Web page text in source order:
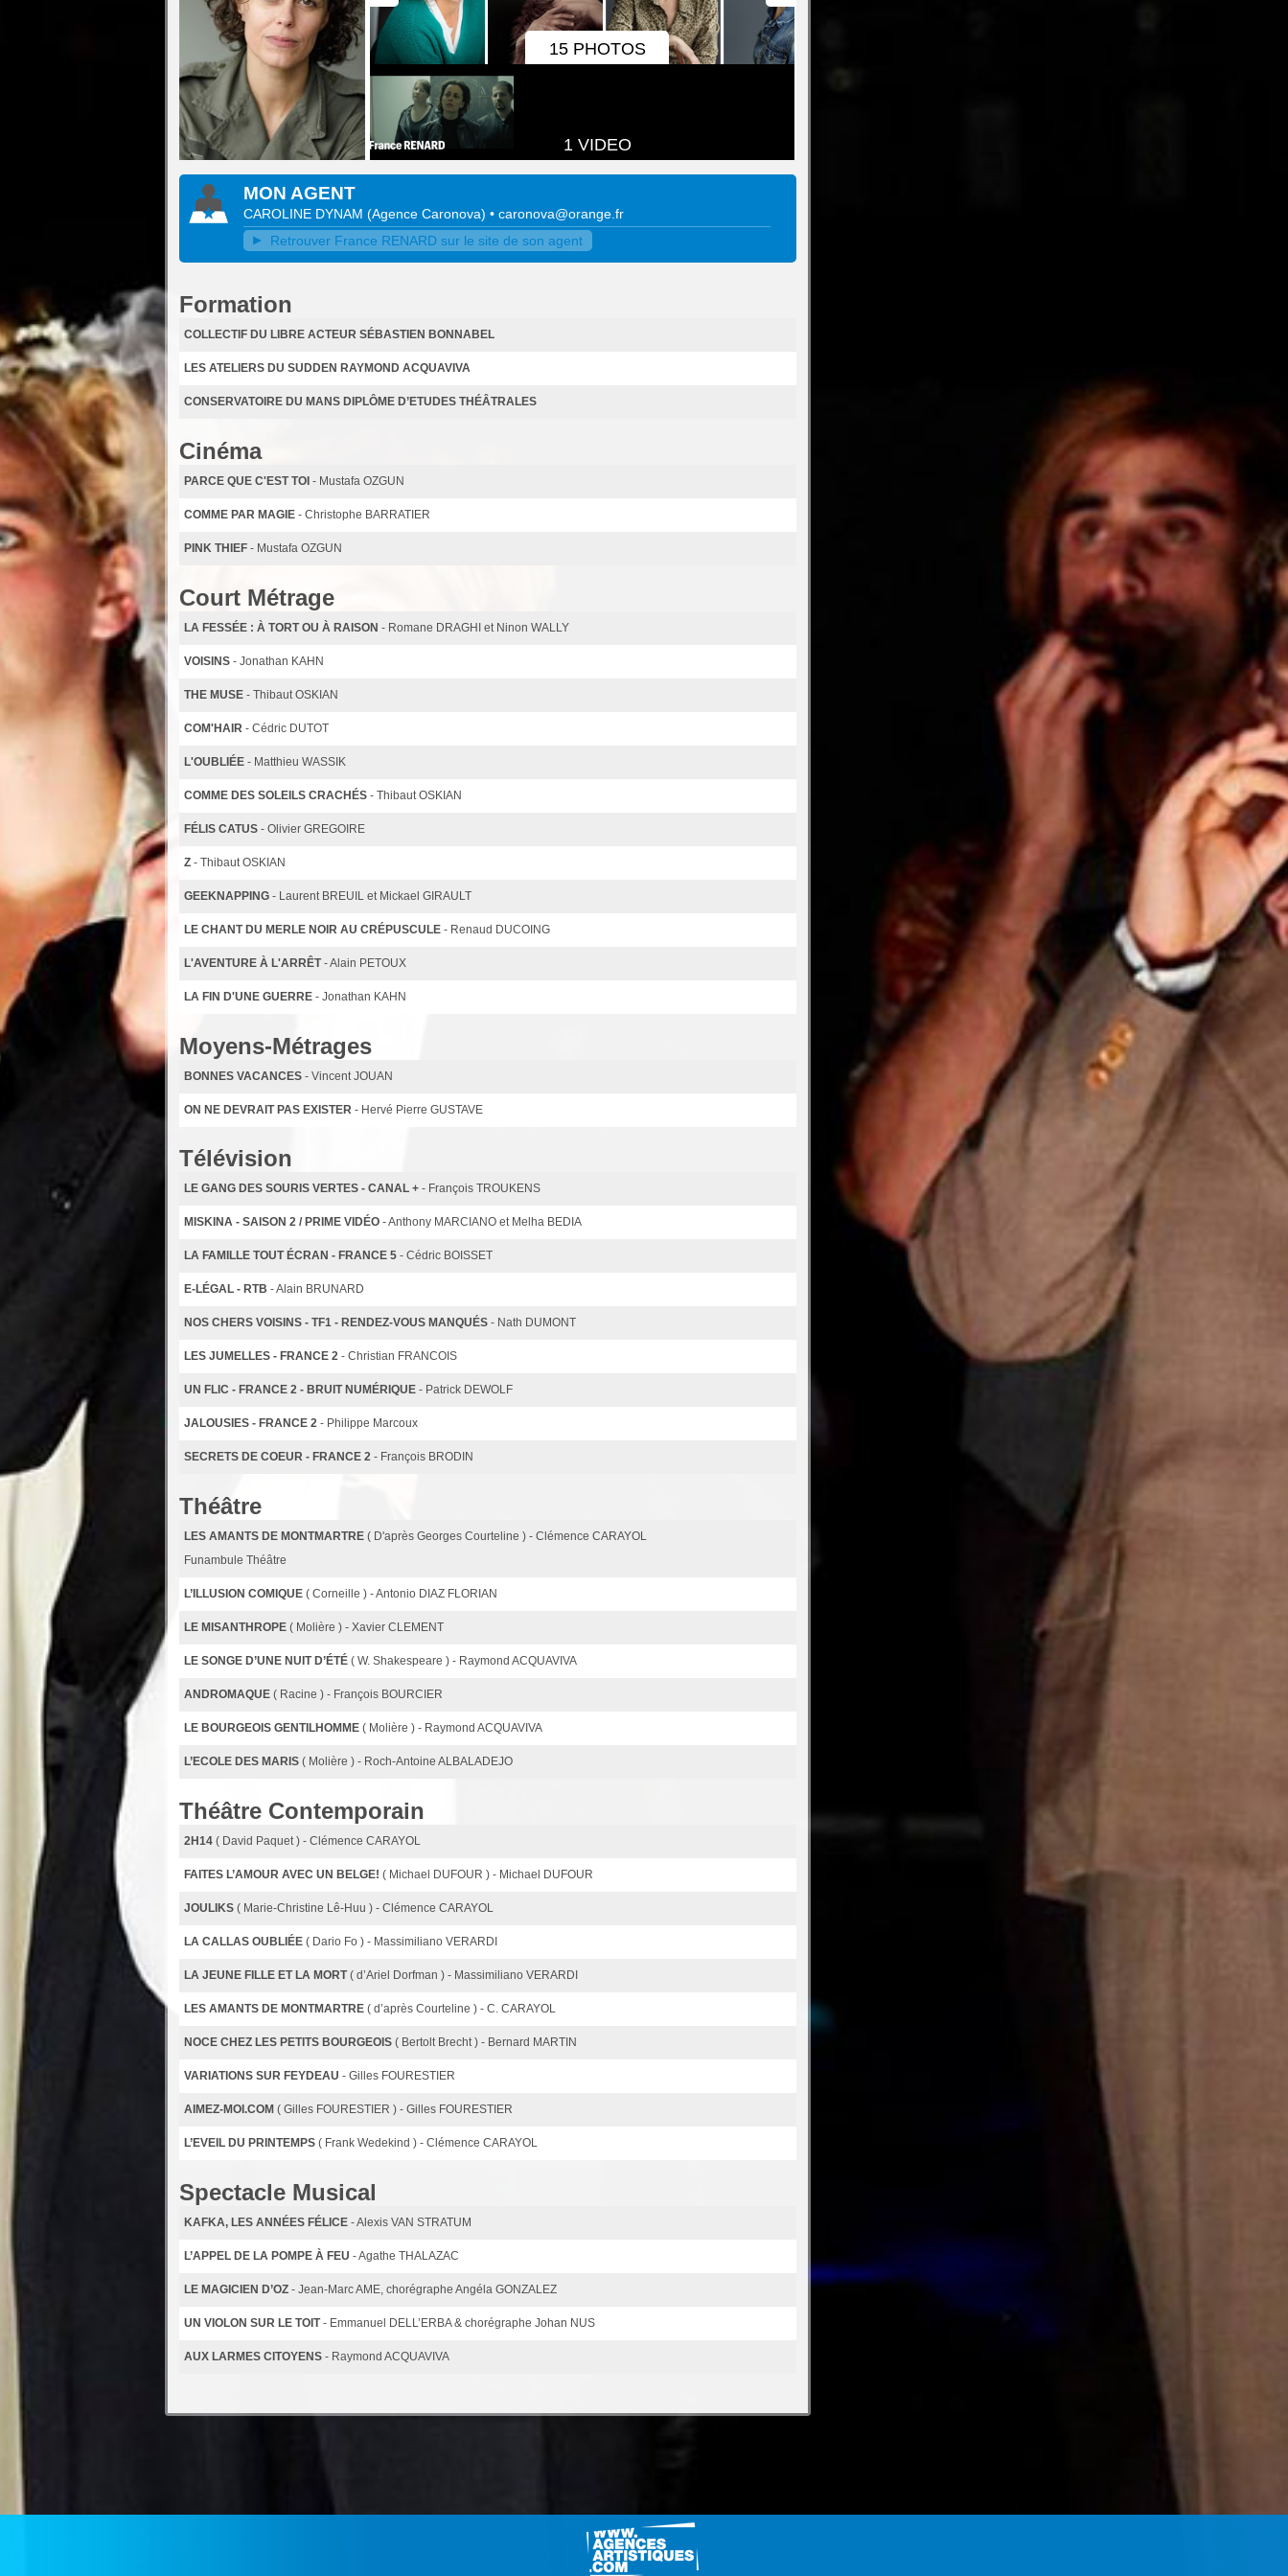
15 PHOTOS
1 VIDEO
MON AGENT
CAROLINE DYNAM (Agence Caronova) • caronova@orange.fr
Retrouver France RENARD sur le site de son agent
Formation
COLLECTIF DU LIBRE ACTEUR SÉBASTIEN BONNABEL
LES ATELIERS DU SUDDEN RAYMOND ACQUAVIVA
CONSERVATOIRE DU MANS DIPLÔME D’ETUDES THÉÂTRALES
Cinéma
PARCE QUE C'EST TOI - Mustafa OZGUN
COMME PAR MAGIE - Christophe BARRATIER
PINK THIEF - Mustafa OZGUN
Court Métrage
LA FESSÉE : À TORT OU À RAISON - Romane DRAGHI et Ninon WALLY
VOISINS - Jonathan KAHN
THE MUSE - Thibaut OSKIAN
COM'HAIR - Cédric DUTOT
L'OUBLIÉE - Matthieu WASSIK
COMME DES SOLEILS CRACHÉS - Thibaut OSKIAN
FÉLIS CATUS - Olivier GREGOIRE
Z - Thibaut OSKIAN
GEEKNAPPING - Laurent BREUIL et Mickael GIRAULT
LE CHANT DU MERLE NOIR AU CRÉPUSCULE - Renaud DUCOING
L'AVENTURE À L'ARRÊT - Alain PETOUX
LA FIN D'UNE GUERRE - Jonathan KAHN
Moyens-Métrages
BONNES VACANCES - Vincent JOUAN
ON NE DEVRAIT PAS EXISTER - Hervé Pierre GUSTAVE
Télévision
LE GANG DES SOURIS VERTES - CANAL + - François TROUKENS
MISKINA - SAISON 2 / PRIME VIDÉO - Anthony MARCIANO et Melha BEDIA
LA FAMILLE TOUT ÉCRAN - FRANCE 5 - Cédric BOISSET
E-LÉGAL - RTB - Alain BRUNARD
NOS CHERS VOISINS - TF1 - RENDEZ-VOUS MANQUÉS - Nath DUMONT
LES JUMELLES - FRANCE 2 - Christian FRANCOIS
UN FLIC - FRANCE 2 - BRUIT NUMÉRIQUE - Patrick DEWOLF
JALOUSIES - FRANCE 2 - Philippe Marcoux
SECRETS DE COEUR - FRANCE 2 - François BRODIN
Théâtre
LES AMANTS DE MONTMARTRE ( D'après Georges Courteline ) - Clémence CARAYOL
Funambule Théâtre
L’ILLUSION COMIQUE ( Corneille ) - Antonio DIAZ FLORIAN
LE MISANTHROPE ( Molière ) - Xavier CLEMENT
LE SONGE D’UNE NUIT D’ÉTÉ ( W. Shakespeare ) - Raymond ACQUAVIVA
ANDROMAQUE ( Racine ) - François BOURCIER
LE BOURGEOIS GENTILHOMME ( Molière ) - Raymond ACQUAVIVA
L’ECOLE DES MARIS ( Molière ) - Roch-Antoine ALBALADEJO
Théâtre Contemporain
2H14 ( David Paquet ) - Clémence CARAYOL
FAITES L’AMOUR AVEC UN BELGE! ( Michael DUFOUR ) - Michael DUFOUR
JOULIKS ( Marie-Christine Lê-Huu ) - Clémence CARAYOL
LA CALLAS OUBLIÉE ( Dario Fo ) - Massimiliano VERARDI
LA JEUNE FILLE ET LA MORT ( d’Ariel Dorfman ) - Massimiliano VERARDI
LES AMANTS DE MONTMARTRE ( d’après Courteline ) - C. CARAYOL
NOCE CHEZ LES PETITS BOURGEOIS ( Bertolt Brecht ) - Bernard MARTIN
VARIATIONS SUR FEYDEAU - Gilles FOURESTIER
AIMEZ-MOI.COM ( Gilles FOURESTIER ) - Gilles FOURESTIER
L’EVEIL DU PRINTEMPS ( Frank Wedekind ) - Clémence CARAYOL
Spectacle Musical
KAFKA, LES ANNÉES FÉLICE - Alexis VAN STRATUM
L’APPEL DE LA POMPE À FEU - Agathe THALAZAC
LE MAGICIEN D’OZ - Jean-Marc AME, chorégraphe Angéla GONZALEZ
UN VIOLON SUR LE TOIT - Emmanuel DELL’ERBA & chorégraphe Johan NUS
AUX LARMES CITOYENS - Raymond ACQUAVIVA